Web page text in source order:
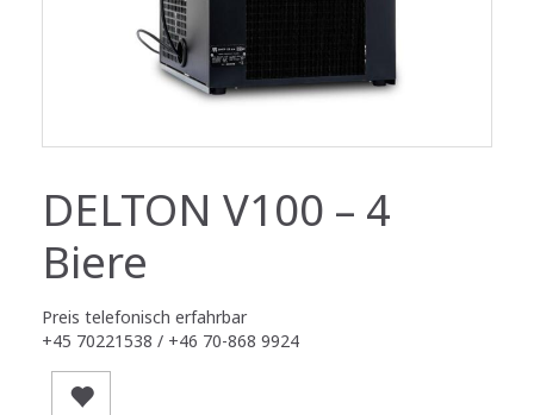
DELTON V100 – 4
Biere
Preis telefonisch erfahrbar
+45 70221538 / +46 70-868 9924